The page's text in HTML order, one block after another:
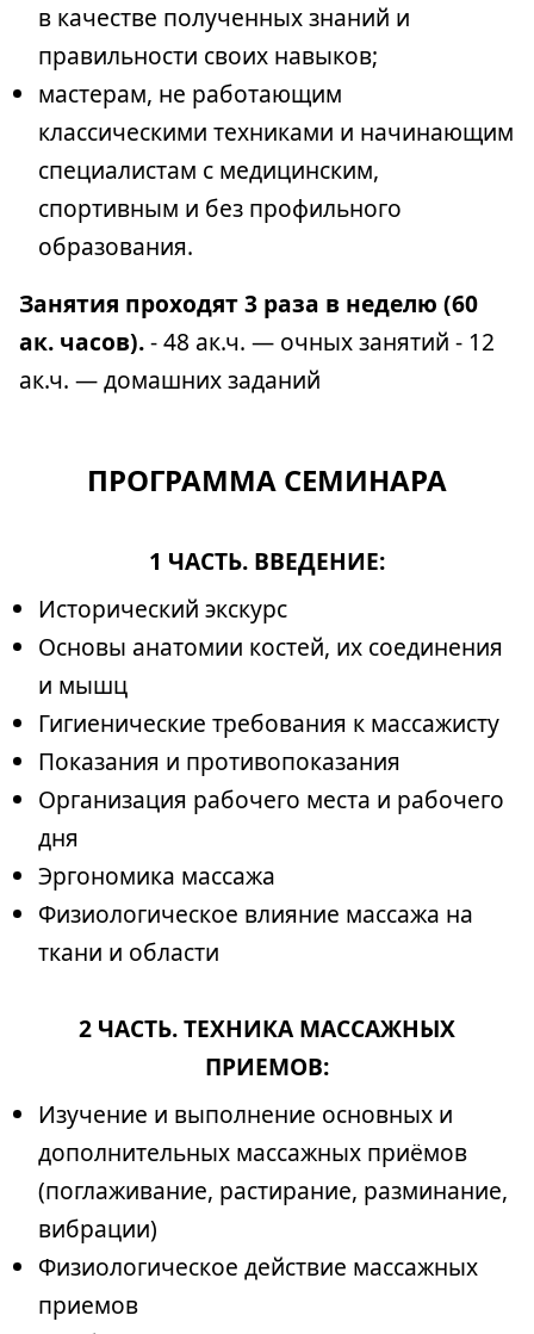
в качестве полученных знаний и
правильности своих навыков;
мастерам, не работающим
классическими техниками и начинающим
специалистам с медицинским,
спортивным и без профильного
образования.
Занятия проходят 3 раза в неделю (60
ак. часов).- 48 ак.ч. — очных занятий - 12
ак.ч. — домашних заданий
ПРОГРАММА СЕМИНАРА
1 ЧАСТЬ. ВВЕДЕНИЕ:
Исторический экскурс
Основы анатомии костей, их соединения
и мышц
Гигиенические требования к массажисту
Показания и противопоказания
Организация рабочего места и рабочего
дня
Эргономика массажа
Физиологическое влияние массажа на
ткани и области
2 ЧАСТЬ. ТЕХНИКА МАССАЖНЫХ
ПРИЕМОВ:
Изучение и выполнение основных и
дополнительных массажных приёмов
(поглаживание, растирание, разминание,
вибрации)
Физиологическое действие массажных
приемов